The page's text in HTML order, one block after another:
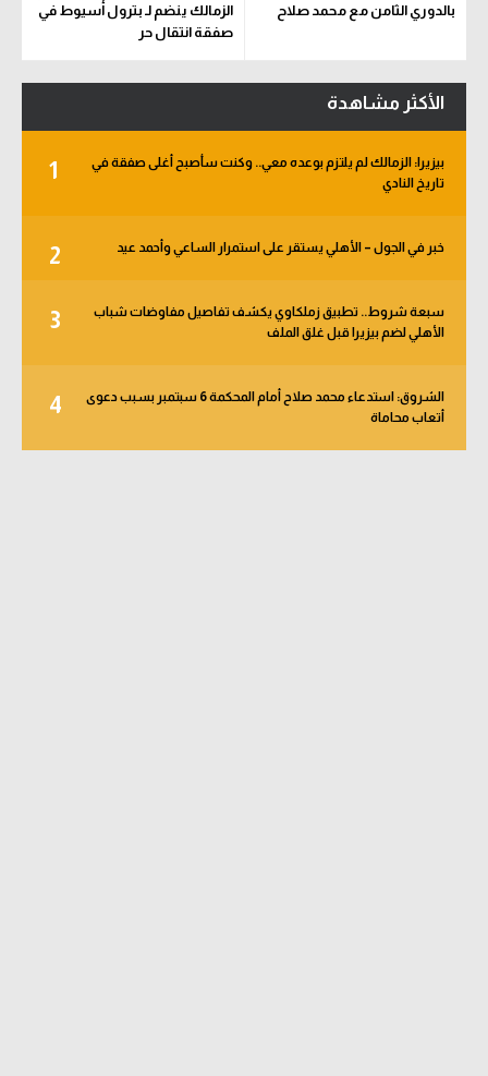
بالدوري الثامن مع محمد صلاح
الزمالك ينضم لـ بترول أسيوط في
صفقة انتقال حر
الأكثر مشاهدة
1
بيزيرا: الزمالك لم يلتزم بوعده معي.. وكنت سأصبح أغلى صفقة في
تاريخ النادي
2 خبر في الجول – الأهلي يستقر على استمرار الساعي وأحمد عيد
3
سبعة شروط.. تطبيق زملكاوي يكشف تفاصيل مفاوضات شباب
الأهلي لضم بيزيرا قبل غلق الملف
4
الشروق: استدعاء محمد صلاح أمام المحكمة 6 سبتمبر بسبب دعوى
أتعاب محاماة